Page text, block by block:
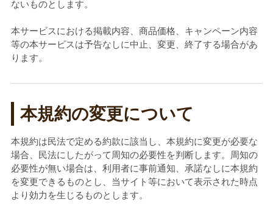
ないものとします。
本サービスにおける掲載内容、商品価格、キャンペーン内容
等の本サービスは予告なしに中止、変更、終了する場合があ
ります。
本規約の変更について
本規約は民法で定める約款に該当し、本規約に変更が必要な
場合、民法にしたがって周知の必要性を判断します。周知の
必要性が無い場合は、利用者に事前通知、承諾なしに本規約
を変更できるものとし、当サイト等において表示された時点
より効力を生じるものとします。